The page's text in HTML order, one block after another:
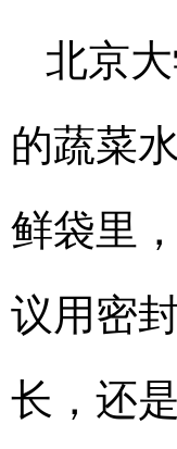
北京
的蔬菜
鲜袋里
议用密
长，还